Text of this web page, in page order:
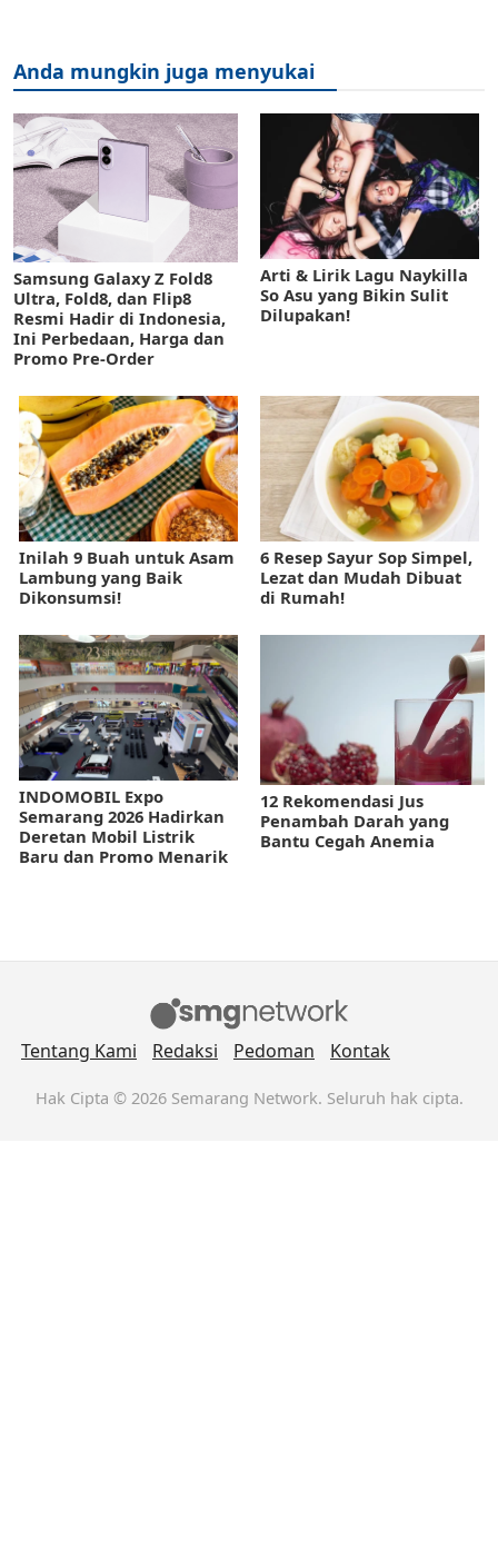
Anda mungkin juga menyukai
Samsung Galaxy Z Fold8
Ultra, Fold8, dan Flip8
Resmi Hadir di Indonesia,
Ini Perbedaan, Harga dan
Promo Pre-Order
Arti & Lirik Lagu Naykilla
So Asu yang Bikin Sulit
Dilupakan!
Inilah 9 Buah untuk Asam
Lambung yang Baik
Dikonsumsi!
6 Resep Sayur Sop Simpel,
Lezat dan Mudah Dibuat
di Rumah!
INDOMOBIL Expo
Semarang 2026 Hadirkan
Deretan Mobil Listrik
Baru dan Promo Menarik
12 Rekomendasi Jus
Penambah Darah yang
Bantu Cegah Anemia
Tentang Kami Redaksi Pedoman Kontak
Hak Cipta © 2026 Semarang Network. Seluruh hak cipta.